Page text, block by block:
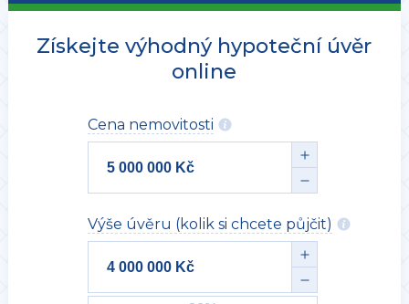
Získejte výhodný hypoteční úvěr
online
Cena nemovitosti
Výše úvěru (kolik si chcete půjčit)